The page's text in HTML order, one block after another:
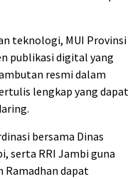
teknologi, MUI Provinsi
publikasi digital yang
resmi dalam
lengkap yang dapat
bersama Dinas
serta RRI Jambi guna
Ramadhan dapat